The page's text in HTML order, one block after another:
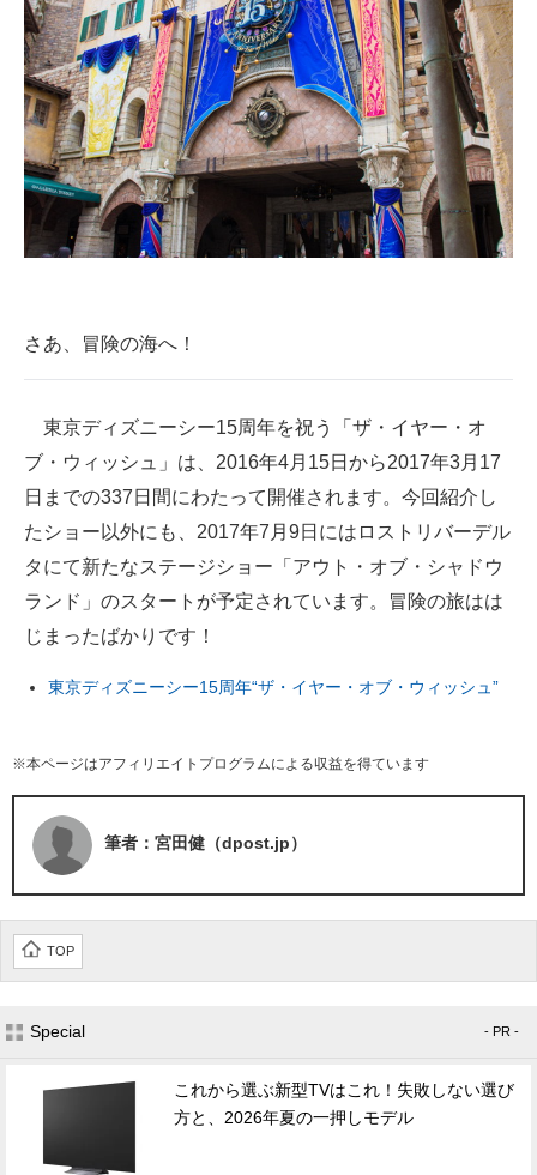
さあ、冒険の海へ！
東京ディズニーシー15周年を祝う「ザ・イヤー・オ
ブ・ウィッシュ」は、2016年4月15日から2017年3月17
日までの337日間にわたって開催されます。今回紹介し
たショー以外にも、2017年7月9日にはロストリバーデル
タにて新たなステージショー「アウト・オブ・シャドウ
ランド」のスタートが予定されています。冒険の旅はは
じまったばかりです！
東京ディズニーシー15周年“ザ・イヤー・オブ・ウィッシュ”
※本ページはアフィリエイトプログラムによる収益を得ています
筆者：宮田健（dpost.jp）
TOP
Special - PR -
これから選ぶ新型TVはこれ！失敗しない選び
方と、2026年夏の一押しモデル